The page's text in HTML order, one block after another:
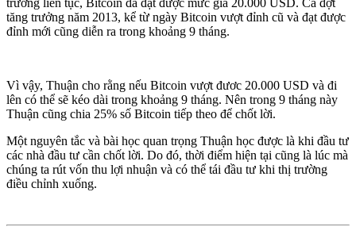
trưởng liên tục, Bitcoin đã đạt được mức giá 20.000 USD. Cả đợt
tăng trưởng năm 2013, kể từ ngày Bitcoin vượt đỉnh cũ và đạt được
đỉnh mới cũng diễn ra trong khoảng 9 tháng.
Vì vậy, Thuận cho rằng nếu Bitcoin vượt đươc 20.000 USD và đi
lên có thể sẽ kéo dài trong khoảng 9 tháng. Nên trong 9 tháng này
Thuận cũng chia 25% số Bitcoin tiếp theo để chốt lời.
Một nguyên tắc và bài học quan trọng Thuận học được là khi đầu tư
các nhà đầu tư cần chốt lời. Do đó, thời điểm hiện tại cũng là lúc mà
chúng ta rút vốn thu lợi nhuận và có thể tái đầu tư khi thị trường
điều chỉnh xuống.